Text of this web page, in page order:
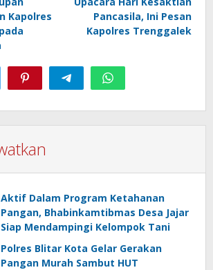
Kapolres
Pancasila, Ini Pesan
Kapolres Trenggalek
Aktif Dalam Program Ketahanan
Pangan, Bhabinkamtibmas Desa Jajar
Siap Mendampingi Kelompok Tani
Polres Blitar Kota Gelar Gerakan
Pangan Murah Sambut HUT